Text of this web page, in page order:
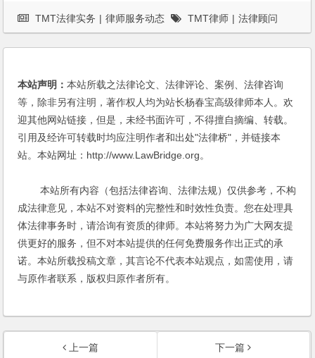
TMT法律实务 | 律师服务动态 TMT律师 | 法律顾问
本站声明：本站所载之法律论文、法律评论、案例、法律咨询
等，除非另有注明，著作权人均为站长杨春宝高级律师本人。欢
迎其他网站链接，但是，未经书面许可，不得擅自摘编、转载。
引用及经许可转载时均应注明作者和出处"法律桥"，并链接本
站。本站网址：http://www.LawBridge.org。
本站所有内容（包括法律咨询、法律法规）仅供参考，不构
成法律意见，本站不对资料的完整性和时效性负责。您在处理具
体法律事务时，请洽询有资质的律师。本站将努力为广大网友提
供更好的服务，但不对本站提供的任何免费服务作出正式的承
诺。本站所载投稿文章，其言论不代表本站观点，如需使用，请
与原作者联系，版权归原作者所有。
上一篇 下一篇